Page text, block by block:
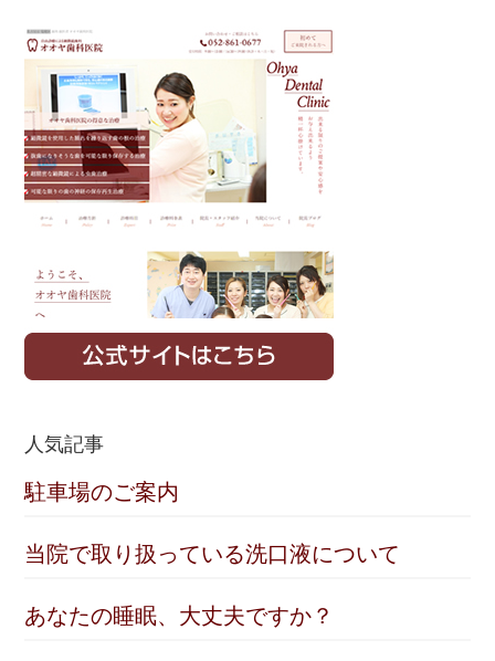
Primary
Sidebar
人気記事
駐車場のご案内
当院で取り扱っている洗口液について
あなたの睡眠、大丈夫ですか？